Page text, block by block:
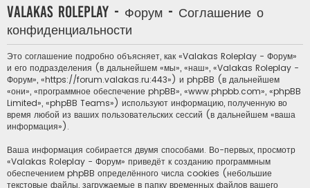
Valakas Roleplay - Форум - Соглашение о
конфиденциальности
Это соглашение подробно объясняет, как «Valakas Roleplay - Форум»
и его подразделения (в дальнейшем «мы», «наш», «Valakas Roleplay -
Форум», «https://forum.valakas.ru:443») и phpBB (в дальнейшем
«они», «программное обеспечение phpBB», «www.phpbb.com», «phpBB
Limited», «phpBB Teams») используют информацию, полученную во
время любой из ваших пользовательских сессий (в дальнейшем «ваша
информация»).
Ваша информация собирается двумя способами. Во-первых, просмотр
«Valakas Roleplay - Форум» приведёт к созданию программным
обеспечением phpBB определённого числа cookies (небольшие
текстовые файлы, загружаемые в папку временных файлов вашего